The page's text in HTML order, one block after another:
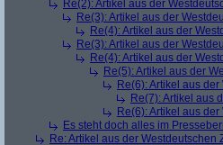
Re(2): Artikel aus der
Re(3): Artikel aus der
Re(4): Artikel aus der
Re(3): Artikel aus der
Re(4): Artikel aus der
Re(5): Artikel aus der
Re(6): Artikel aus
Re(7): Artikel aus
Re(6): Artikel aus
Es steht doch alles im
Re: Artikel aus der Westdeutschen